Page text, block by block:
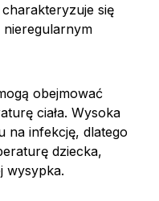
charakteryzuje się
nieregularnym
obejmować
ciała. Wysoka
na infekcję, dlatego
dziecka,
wysypka.